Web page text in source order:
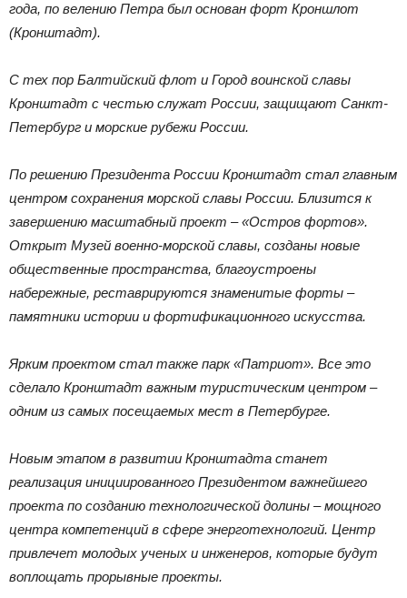
года, по велению Петра был основан форт Кроншлот
(Кронштадт).
С тех пор Балтийский флот и Город воинской славы
Кронштадт с честью служат России, защищают Санкт-
Петербург и морские рубежи России.
По решению Президента России Кронштадт стал главным
центром сохранения морской славы России. Близится к
завершению масштабный проект – «Остров фортов».
Открыт Музей военно-морской славы, созданы новые
общественные пространства, благоустроены
набережные, реставрируются знаменитые форты –
памятники истории и фортификационного искусства.
Ярким проектом стал также парк «Патриот». Все это
сделало Кронштадт важным туристическим центром –
одним из самых посещаемых мест в Петербурге.
Новым этапом в развитии Кронштадта станет
реализация инициированного Президентом важнейшего
проекта по созданию технологической долины – мощного
центра компетенций в сфере энерготехнологий. Центр
привлечет молодых ученых и инженеров, которые будут
воплощать прорывные проекты.